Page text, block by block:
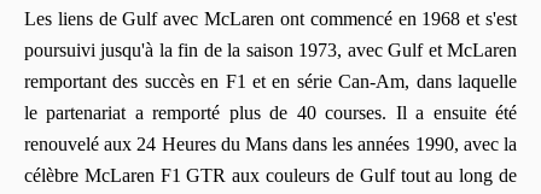
Les liens de Gulf avec McLaren ont commencé en 1968 et s'est
poursuivi jusqu'à la fin de la saison 1973, avec Gulf et McLaren
remportant des succès en F1 et en série Can-Am, dans laquelle
le partenariat a remporté plus de 40 courses. Il a ensuite été
renouvelé aux 24 Heures du Mans dans les années 1990, avec la
célèbre McLaren F1 GTR aux couleurs de Gulf tout au long de